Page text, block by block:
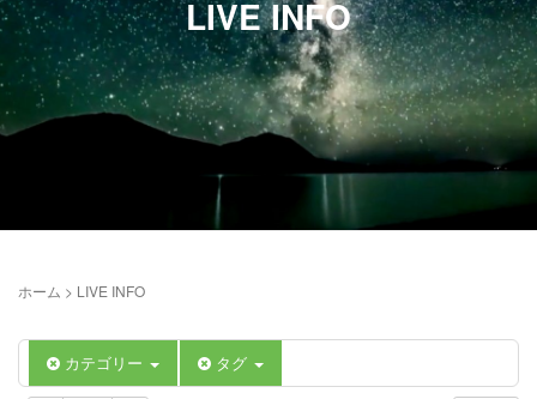
LIVE INFO
ホーム > LIVE INFO
カテゴリー タグ
2:00 AM
5:00 AM
6:00 AM